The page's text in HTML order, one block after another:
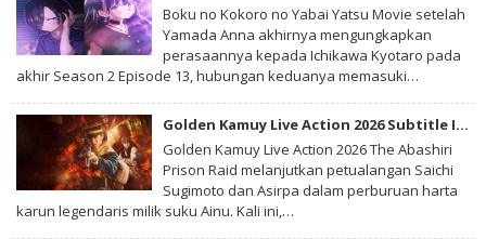
Boku no Kokoro no Yabai Yatsu Movie setelah
Yamada Anna akhirnya mengungkapkan
perasaannya kepada Ichikawa Kyotaro pada
akhir Season 2 Episode 13, hubungan keduanya memasuki…
Golden Kamuy Live Action 2026 Subtitle Indonesia
Golden Kamuy Live Action 2026 The Abashiri
Prison Raid melanjutkan petualangan Saichi
Sugimoto dan Asirpa dalam perburuan harta
karun legendaris milik suku Ainu. Kali ini,…